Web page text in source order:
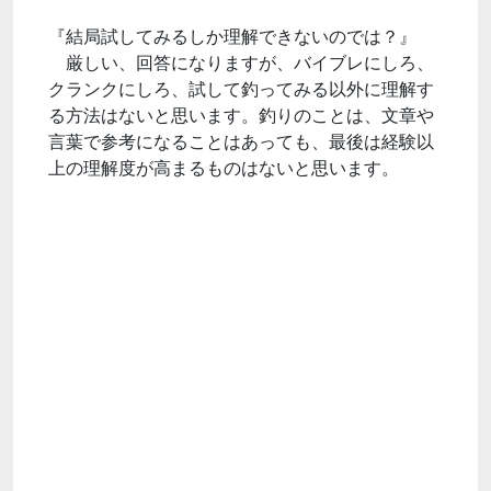
『結局試してみるしか理解できないのでは？』
厳しい、回答になりますが、バイブレにしろ、
クランクにしろ、試して釣ってみる以外に理解す
る方法はないと思います。釣りのことは、文章や
言葉で参考になることはあっても、最後は経験以
上の理解度が高まるものはないと思います。